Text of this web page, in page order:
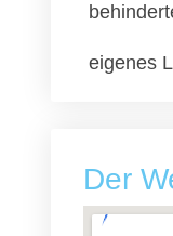
eigenes
Der